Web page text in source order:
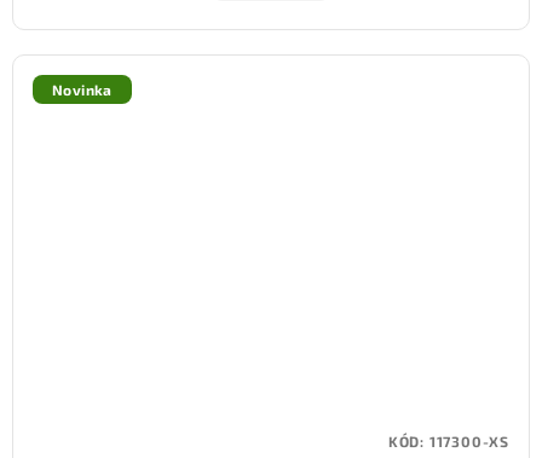
Novinka
KÓD: 117300-XS